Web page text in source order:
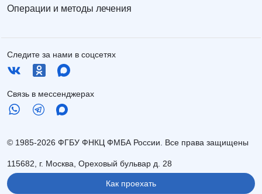
Операции и методы лечения
Следите за нами в соцсетях
Связь в мессенджерах
© 1985-2026 ФГБУ ФНКЦ ФМБА России. Все права защищены
115682, г. Москва, Ореховый бульвар д. 28
Как проехать